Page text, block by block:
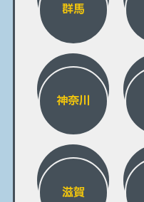
群馬
神奈川
滋賀